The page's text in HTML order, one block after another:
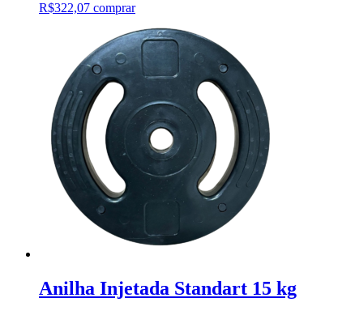
R$322,07 comprar
Anilha Injetada Standart 15 kg